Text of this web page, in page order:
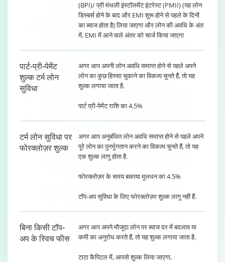
(BPI)/ प्री मंथली इंस्टॉलमेंट इंटरेस्ट (PMII) (यह लोन
डिस्बर्स होने के बाद और EMI शुरू होने से पहले के दिनों
का ब्याज होता है) लिया जाएगा और लोन की अवधि के अंत
में, EMI में आने वाले अंतर को चार्ज किया जाएगा
पार्ट-प्री-पेमेंट
शुल्क टर्म लोन
सुविधा
अगर आप अपनी लोन अवधि समाप्त होने से पहले अपने
लोन का कुछ हिस्सा चुकाने का विकल्प चुनते हैं, तो यह
शुल्क लगाया जाता है.
पार्ट प्री-पेमेंट राशि का 4.5%
टर्म लोन सुविधा पर
फोरक्लोज़र शुल्क
अगर आप अनुबंधित लोन अवधि समाप्त होने से पहले अपने
पूरे लोन का पुनर्भुगतान करने का विकल्प चुनते हैं, तो यह
एक शुल्क लागू होता है.
फोरक्लोज़र के समय बकाया मूलधन का 4.5%
टॉप-अप सुविधा के लिए फोरक्लोज़र शुल्क लागू नहीं हैं.
बिना किसी टॉप-
अप के स्विच फीस
अगर आप अपने मौजूदा लोन पर ब्याज दर में बदलाव या
कमी का अनुरोध करते हैं, तो यह शुल्क लगाया जाता है.
टाटा कैपिटल में, आपसे शुल्क लिया जाएगा,